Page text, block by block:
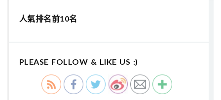
人氣排名前10名
PLEASE FOLLOW & LIKE US :)